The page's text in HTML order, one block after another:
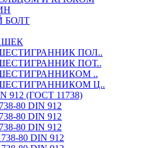
БОЛТ
ПОЛ..
ПОТ..
..
Ц..
912 (ГОСТ 11738)
80 DIN 912
80 DIN 912
80 DIN 912
80 DIN 912